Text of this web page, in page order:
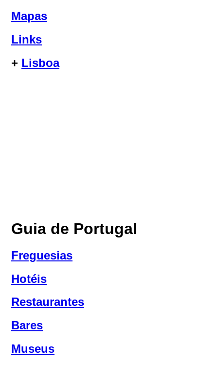
Mapas
Links
+ Lisboa
Guia de Portugal
Freguesias
Hotéis
Restaurantes
Bares
Museus